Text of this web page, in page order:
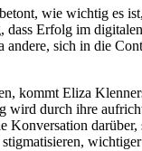
wie wichtig es
Erfolg im
sich in die
kommt Eliza
durch ihre